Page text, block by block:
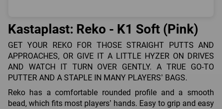
Kastaplast: Reko - K1 Soft (Pink)
GET YOUR REKO FOR THOSE STRAIGHT PUTTS AND
APPROACHES, OR GIVE IT A LITTLE HYZER ON DRIVES
AND WATCH IT TURN OVER GENTLY. A TRUE GO-TO
PUTTER AND A STAPLE IN MANY PLAYERS’ BAGS.
Reko has a comfortable rounded profile and a smooth
bead, which fits most players’ hands. Easy to grip and easy